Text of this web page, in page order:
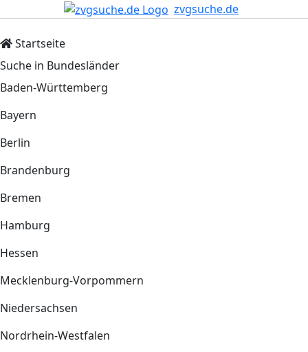
zvgsuche.de
Startseite
Suche in Bundesländer
Baden-Württemberg
Bayern
Berlin
Brandenburg
Bremen
Hamburg
Hessen
Mecklenburg-Vorpommern
Niedersachsen
Nordrhein-Westfalen